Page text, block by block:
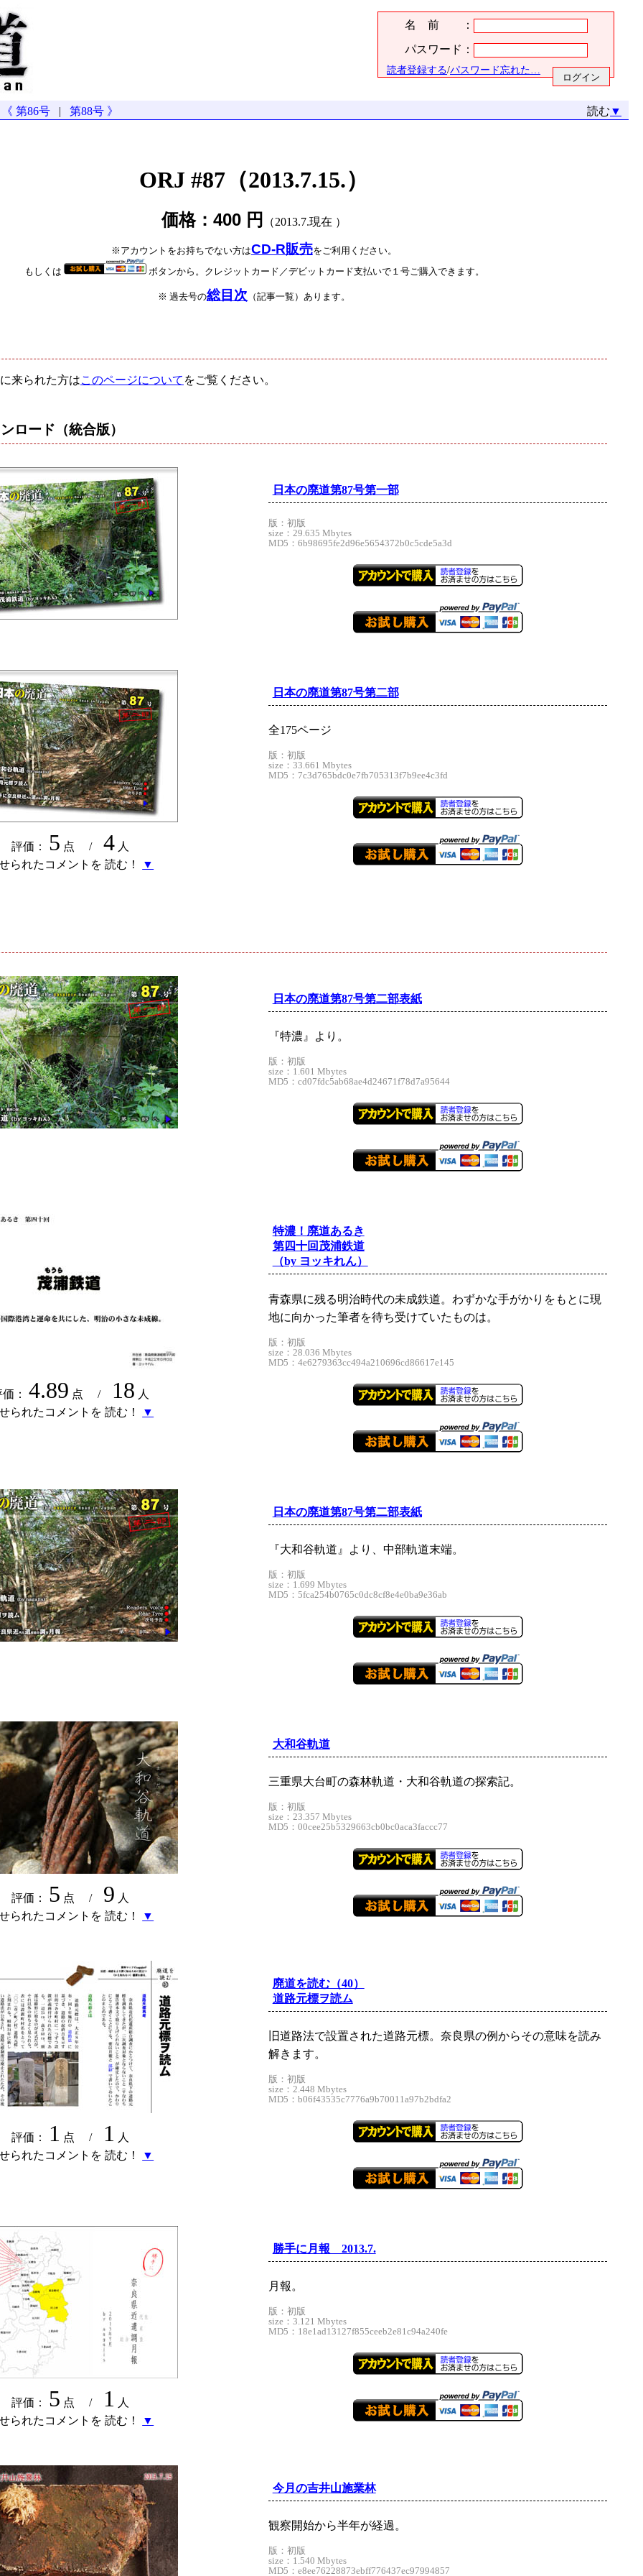
名 前 ：
パスワード：
読者登録する/パスワード忘れた…
読む ▼
《 第86号 | 第88号 》
ORJ #87（2013.7.15.）
価格：400 円 （2013.7.現在 ）
※アカウントをお持ちでない方はCD-R販売をご利用ください。
もしくは ボタンから。クレジットカード／デビットカード支払いで１号ご購入できます。
※ 過去号の総目次 （記事一覧）あります。
来られた方はこのページについて をご覧ください。
ロード （統合版）
日本の廃道第87号第一部
版：初版
size：29.635 Mbytes
MD5：6b98695fe2d96e5654372b0c5cde5a3d
評価： 5 点 /4 人
られたコメントを 読む！
▼
日本の廃道第87号第二部
全175ページ
版：初版
size：33.661 Mbytes
MD5：7c3d765bdc0e7fb705313f7b9ee4c3fd
日本の廃道第87号第二部表紙
『特濃』より。
版：初版
size：1.601 Mbytes
MD5：cd07fdc5ab68ae4d24671f78d7a95644
価：4.89 点 / 18 人
られたコメントを 読む！
▼
特濃！廃道あるき
第四十回茂浦鉄道
（by ヨッキれん）
青森県に残る明治時代の未成鉄道。わずかな手がかりをもとに現
地に向かった筆者を待ち受けていたものは。
版：初版
size：28.036 Mbytes
MD5：4e6279363cc494a210696cd86617e145
日本の廃道第87号第二部表紙
『大和谷軌道』より、中部軌道末端。
版：初版
size：1.699 Mbytes
MD5：5fca254b0765c0dc8cf8e4e0ba9e36ab
評価： 5 点 / 9 人
られたコメントを 読む！
▼
大和谷軌道
三重県大台町の森林軌道・大和谷軌道の探索記。
版：初版
size：23.357 Mbytes
MD5：00cee25b5329663cb0bc0aca3faccc77
評価： 1 点 / 1
人
られたコメントを 読む！
▼
廃道を読む（40）
道路元標ヲ読ム
旧道路法で設置された道路元標。奈良県の例からその意味を読み
解きます。
版：初版
size：2.448 Mbytes
MD5：b06f43535c7776a9b70011a97b2bdfa2
評価： 5 点 / 1
人
られたコメントを 読む！
▼
勝手に月報 2013.7.
月報。
版：初版
size：3.121 Mbytes
MD5：18e1ad13127f855ceeb2e81c94a240fe
今月の吉井山施業林
観察開始から半年が経過。
版：初版
size：1.540 Mbytes
MD5：e8ee76228873ebff776437ec97994857